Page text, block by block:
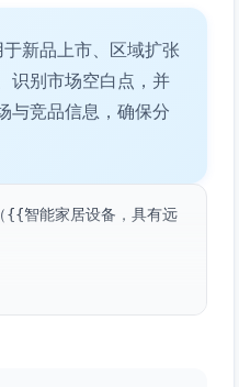
新品上市、区域扩张
识别市场空白点，并
与竞品信息，确保分
{{智能家居设备，具有远